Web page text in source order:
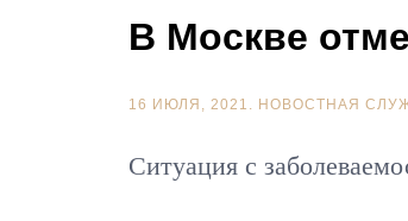
В Москве
16 ИЮЛЯ, 2021. НОВОСТНАЯ
Ситуация с